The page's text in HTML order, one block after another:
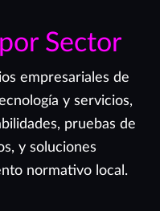
Sector
empresariales de
y servicios,
pruebas de
y soluciones
normativo local.